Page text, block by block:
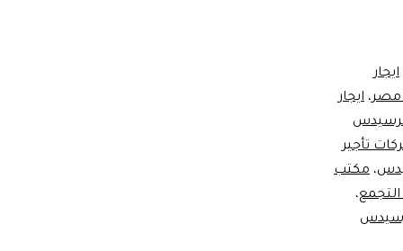
ايجار
مصر، ايجار
تأجير
، مكتب
،